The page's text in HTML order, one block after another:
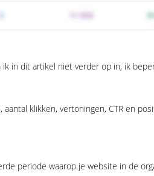
ik in dit artikel niet verder op in, ik
klikken, vertoningen, CTR en
periode waarop je website in de